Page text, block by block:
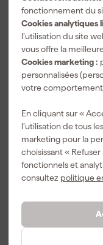
fonctionnement du
Cookies analytiques
l’utilisation du site
vous offre la
Cookies marketing :
personnalisées
votre comportement
En cliquant sur «
l’utilisation de tous
marketing pour la
choisissant «
fonctionnels et
consultez politique
Little Jumbo
1223790832
Modul
Plateforme de
marches -
mm - jusqu'à